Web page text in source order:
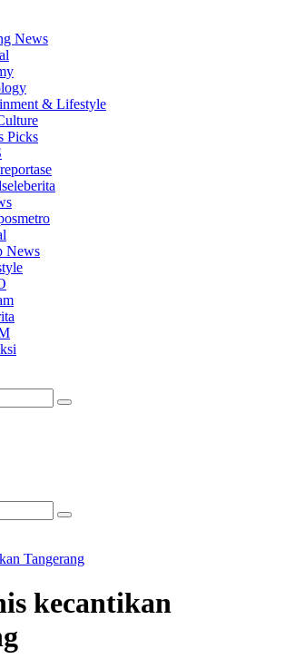
News
& Lifestyle
Picks
News
Search
Search
Tangerang
kecantikan